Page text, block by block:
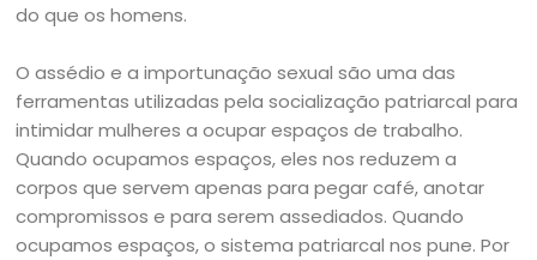
do que os homens.
O assédio e a importunação sexual são uma das
ferramentas utilizadas pela socialização patriarcal para
intimidar mulheres a ocupar espaços de trabalho.
Quando ocupamos espaços, eles nos reduzem a
corpos que servem apenas para pegar café, anotar
compromissos e para serem assediados. Quando
ocupamos espaços, o sistema patriarcal nos pune. Por